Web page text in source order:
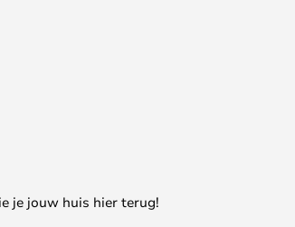
je jouw huis hier terug!